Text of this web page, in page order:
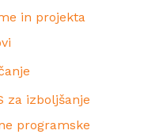
in projekta
za izboljšanje
programske